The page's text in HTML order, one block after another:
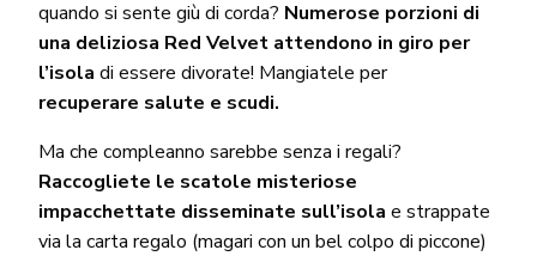
quando si sente giù di corda? Numerose porzioni di
una deliziosa Red Velvet attendono in giro per
l’isola di essere divorate! Mangiatele per
recuperare salute e scudi.
Ma che compleanno sarebbe senza i regali?
Raccogliete le scatole misteriose
impacchettate disseminate sull’isola e strappate
via la carta regalo (magari con un bel colpo di piccone)